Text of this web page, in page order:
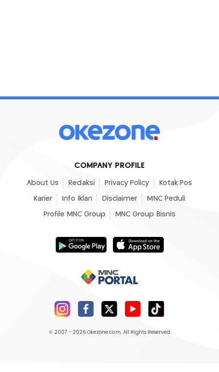
COMPANY PROFILE
About Us Redaksi Privacy Policy Kotak Pos
Karier Info Iklan Disclaimer MNC Peduli
Profile MNC Group MNC Group Bisnis
© 2007 - 2026 Okezone.com, All Rights Reserved